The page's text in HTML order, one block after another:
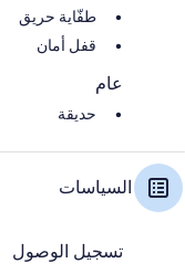
طفّاية حريق
قفل أمان
عام
حديقة
السياسات
تسجيل الوصول